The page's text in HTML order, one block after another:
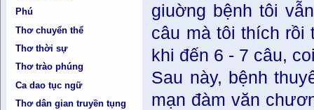
Phú
Thơ chuyển thể
Thơ thời sự
Thơ trào phúng
Ca dao tục ngữ
Thơ dân gian truyền tụng
giuờng bệnh tôi
câu mà tôi thích rồi
khi đến 6 - 7 câu,
Sau này, bệnh
mạn đàm văn